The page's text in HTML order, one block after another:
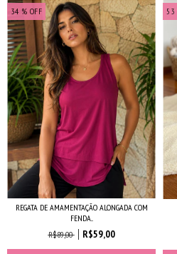
34 % OFF
REGATA DE AMAMENTAÇÃO ALONGADA COM
FENDA...
R$89,00
R$59,00
53